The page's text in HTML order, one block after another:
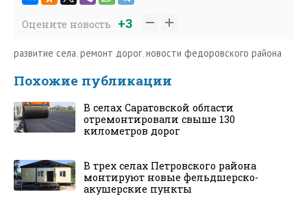
Оцените новость +3
развитие села,ремонт дорог,новости федоровского района
Похожие публикации
В селах Саратовской области
отремонтировали свыше 130
километров дорог
В трех селах Петровского района
монтируют новые фельдшерско-
акушерские пункты